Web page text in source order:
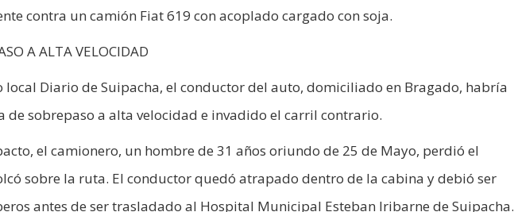
contra un camión Fiat 619 con acoplado cargado con soja.
A ALTA VELOCIDAD
local Diario de Suipacha, el conductor del auto, domiciliado en Bragado, habría
de sobrepaso a alta velocidad e invadido el carril contrario.
el camionero, un hombre de 31 años oriundo de 25 de Mayo, perdió el
sobre la ruta. El conductor quedó atrapado dentro de la cabina y debió ser
antes de ser trasladado al Hospital Municipal Esteban Iribarne de Suipacha.